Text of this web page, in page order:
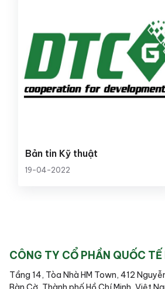
Bản tin Kỹ thuật
19-04-2022
CÔNG TY CỔ PHẦN QUỐC TẾ
Tầng 14, Tòa Nhà HM Town, 412